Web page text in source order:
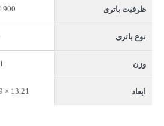
ظرفیت باتری 1900میلی آمپرساعت
نوع باتری
وزن
ابعاد 13.21 × 12.19 × 2.79 سانتیمتر